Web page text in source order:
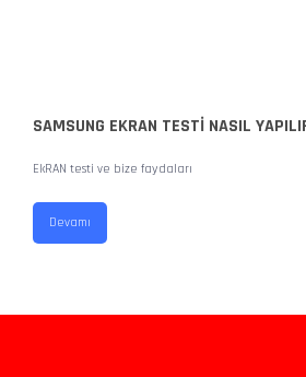
SAMSUNG EKRAN TESTİ NASIL
EkRAN testi ve bize faydaları
Devamı